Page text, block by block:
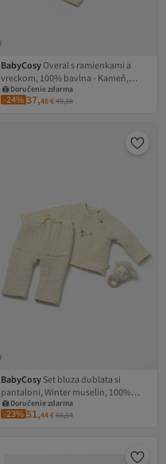
BabyCosyOveral s ramienkami a
vreckom, 100% bavlna - Kameň,
(Veľkosť: 12-18 mesiacov)
Doručenie zdarma
Kupón na 1 EUR
Doručenie zdarma
-24% 37,46€49,38
BabyCosy Set bluza dublata si
pantaloni, Winter muselin, 100%
bumbac - Stone,
Doručenie zdarma
Kupón na 1 EUR
Doručenie zdarma
-23% 51,44€66,54